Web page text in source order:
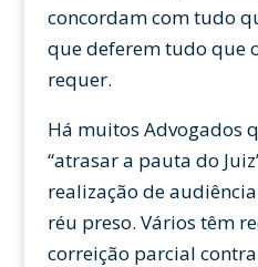
concordam com tudo
que deferem tudo que
requer.
Há muitos Advogados
“atrasar a pauta do
realização de
réu preso. Vários têm
correição parcial